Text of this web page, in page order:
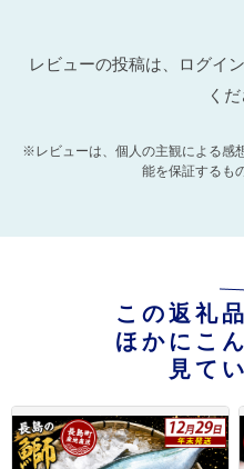
レビューの投稿は、ログイ
くだ
※レビューは、個人の主観による感
能を保証するも
この返礼
ほかにこ
見て